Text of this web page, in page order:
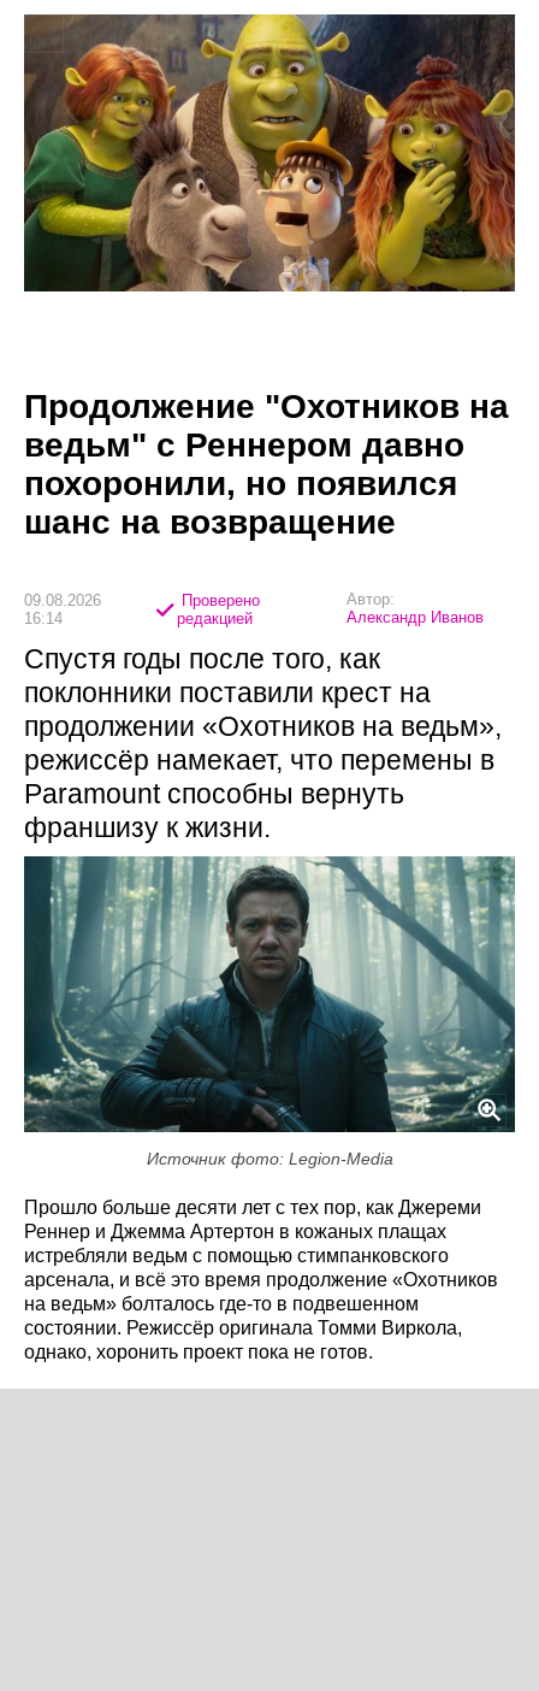
Продолжение "Охотников на
ведьм" с Реннером давно
похоронили, но появился
шанс на возвращение
09.08.2026
16:14
Проверено
редакцией
Автор:
Александр Иванов
Спустя годы после того, как
поклонники поставили крест на
продолжении «Охотников на ведьм»,
режиссёр намекает, что перемены в
Paramount способны вернуть
франшизу к жизни.
Источник фото: Legion-Media
Прошло больше десяти лет с тех пор, как Джереми
Реннер и Джемма Артертон в кожаных плащах
истребляли ведьм с помощью стимпанковского
арсенала, и всё это время продолжение «Охотников
на ведьм» болталось где-то в подвешенном
состоянии. Режиссёр оригинала Томми Виркола,
однако, хоронить проект пока не готов.